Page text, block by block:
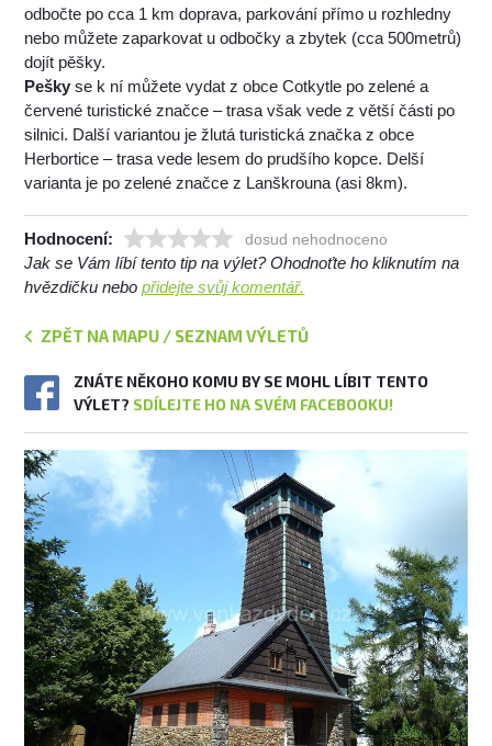
odbočte po cca 1 km doprava, parkování přímo u rozhledny
nebo můžete zaparkovat u odbočky a zbytek (cca 500metrů)
dojít pěšky.
Pešky se k ní můžete vydat z obce Cotkytle po zelené a
červené turistické značce – trasa však vede z větší části po
silnici. Další variantou je žlutá turistická značka z obce
Herbortice – trasa vede lesem do prudšího kopce. Delší
varianta je po zelené značce z Lanškrouna (asi 8km).
Hodnocení: dosud nehodnoceno
Jak se Vám líbí tento tip na výlet? Ohodnoťte ho kliknutím na
hvězdičku nebopřidejte svůj komentář.
ZPĚT NA MAPU / SEZNAM VÝLETŮ
ZNÁTE NĚKOHO KOMU BY SE MOHL LÍBIT TENTO
VÝLET? SDÍLEJTE HO NA SVÉM FACEBOOKU!